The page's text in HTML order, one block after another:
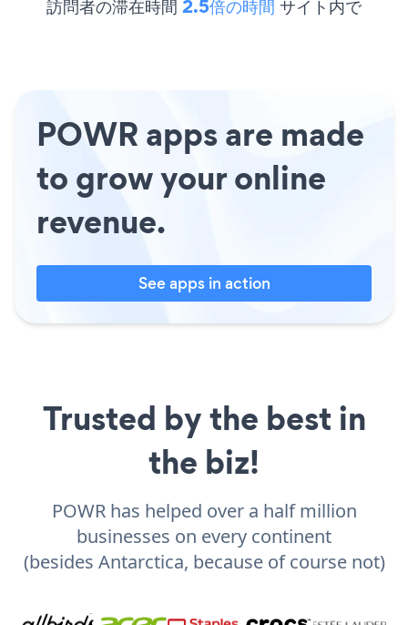
訪問者の滞在時間 2.5倍の時間 サイト内で
POWR apps are made
to grow your online
revenue.
See apps in action
Trusted by the best in
the biz!
POWR has helped over a half million
businesses on every continent
(besides Antarctica, because of course not)